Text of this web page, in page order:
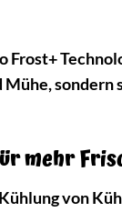
mehr
von